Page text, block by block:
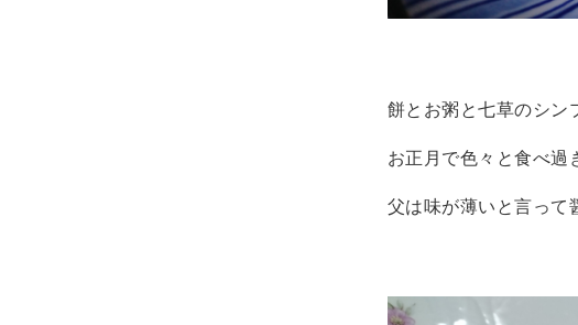
餅とお粥と七草のシン
お正月で色々と食べ過
父は味が薄いと言っ